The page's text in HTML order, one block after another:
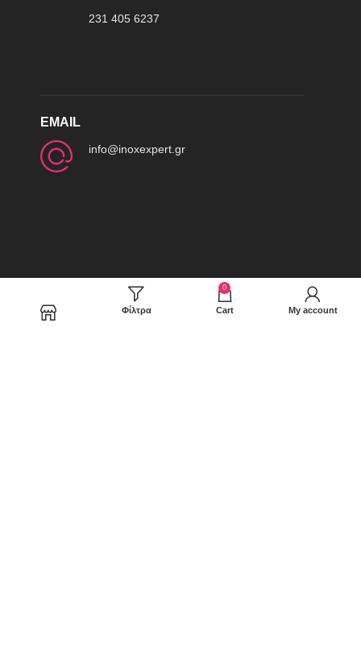
231 405 6237
EMAIL
info@inoxexpert.gr
Φίλτρα
0
Cart My account